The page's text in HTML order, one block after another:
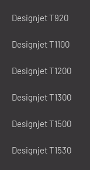
Designjet T920
Designjet T1100
Designjet T1200
Designjet T1300
Designjet T1500
Designjet T1530